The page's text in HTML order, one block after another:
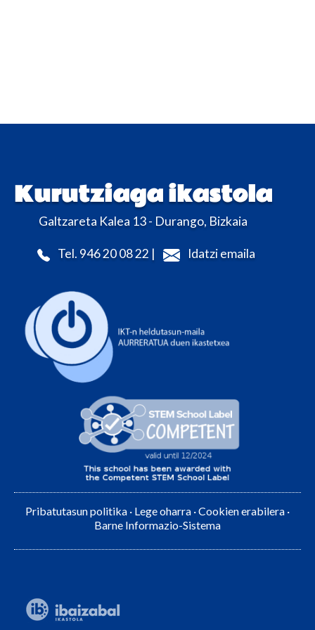
Kurutziaga ikastola
Galtzareta Kalea 13 - Durango, Bizkaia
Tel. 946 20 08 22 | Idatzi emaila
Pribatutasun politika · Lege oharra ·Cookien erabilera ·
Barne Informazio-Sistema